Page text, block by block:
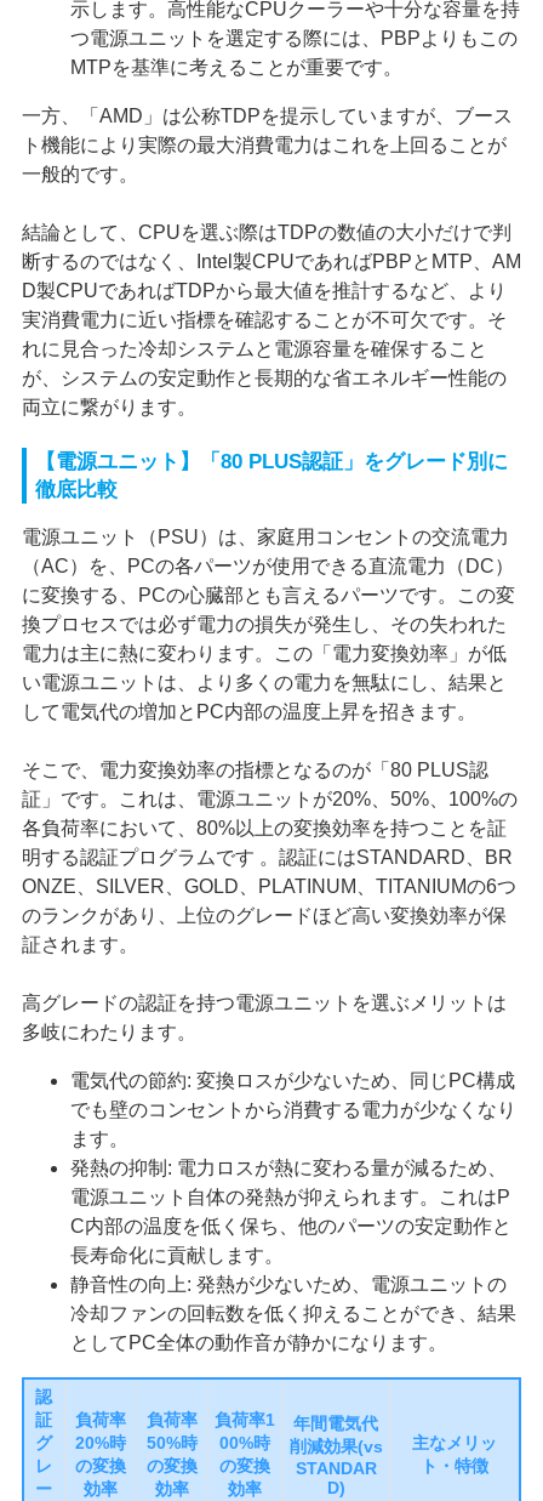
示します。高性能なCPUクーラーや十分な容量を持
つ電源ユニットを選定する際には、PBPよりもこの
MTPを基準に考えることが重要です。
一方、「AMD」は公称TDPを提示していますが、ブース
ト機能により実際の最大消費電力はこれを上回ることが
一般的です。
結論として、CPUを選ぶ際はTDPの数値の大小だけで判
断するのではなく、Intel製CPUであればPBPとMTP、AM
D製CPUであればTDPから最大値を推計するなど、より
実消費電力に近い指標を確認することが不可欠です。そ
れに見合った冷却システムと電源容量を確保すること
が、システムの安定動作と長期的な省エネルギー性能の
両立に繋がります。
【電源ユニット】「80 PLUS認証」をグレード別に
徹底比較
電源ユニット（PSU）は、家庭用コンセントの交流電力
（AC）を、PCの各パーツが使用できる直流電力（DC）
に変換する、PCの心臓部とも言えるパーツです。この変
換プロセスでは必ず電力の損失が発生し、その失われた
電力は主に熱に変わります。この「電力変換効率」が低
い電源ユニットは、より多くの電力を無駄にし、結果と
して電気代の増加とPC内部の温度上昇を招きます。
そこで、電力変換効率の指標となるのが「80 PLUS認
証」です。これは、電源ユニットが20%、50%、100%の
各負荷率において、80%以上の変換効率を持つことを証
明する認証プログラムです 。認証にはSTANDARD、BR
ONZE、SILVER、GOLD、PLATINUM、TITANIUMの6つ
のランクがあり、上位のグレードほど高い変換効率が保
証されます。
高グレードの認証を持つ電源ユニットを選ぶメリットは
多岐にわたります。
電気代の節約: 変換ロスが少ないため、同じPC構成
でも壁のコンセントから消費する電力が少なくなり
ます。
発熱の抑制: 電力ロスが熱に変わる量が減るため、
電源ユニット自体の発熱が抑えられます。これはP
C内部の温度を低く保ち、他のパーツの安定動作と
長寿命化に貢献します。
静音性の向上: 発熱が少ないため、電源ユニットの
冷却ファンの回転数を低く抑えることができ、結果
としてPC全体の動作音が静かになります。
認
証
グ
レ
ー
負荷率
20%時
の変換
効率
負荷率
50%時
の変換
効率
負荷率1
00%時
の変換
効率
年間電気代
削減効果(vs
STANDAR
D)
主なメリッ
ト・特徴